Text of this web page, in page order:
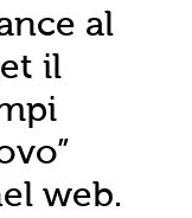
al
il
web.